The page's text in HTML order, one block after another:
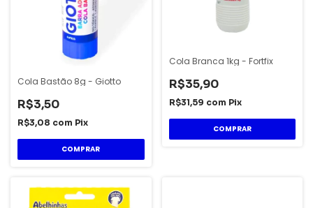
Cola Bastão 8g - Giotto
R$3,50
R$3,08 com Pix
Cola Branca 1kg - Fortfix
R$35,90
R$31,59 com Pix